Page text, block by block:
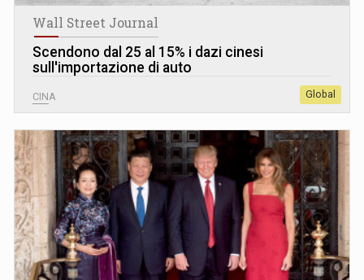
Wall Street Journal
Scendono dal 25 al 15% i dazi cinesi
sull'importazione di auto
CINA Global